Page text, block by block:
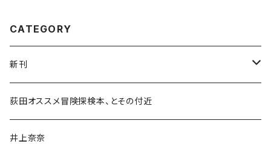
CATEGORY
新刊
和書
文学・小説・物語
荻田オススメ冒険探検本、とその付近
井上奈奈